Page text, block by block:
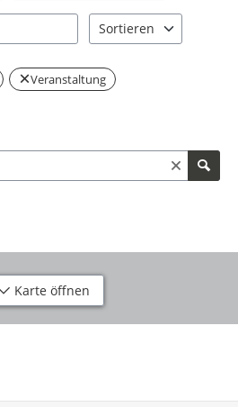
Sortieren
Veranstaltung
Karte öffnen